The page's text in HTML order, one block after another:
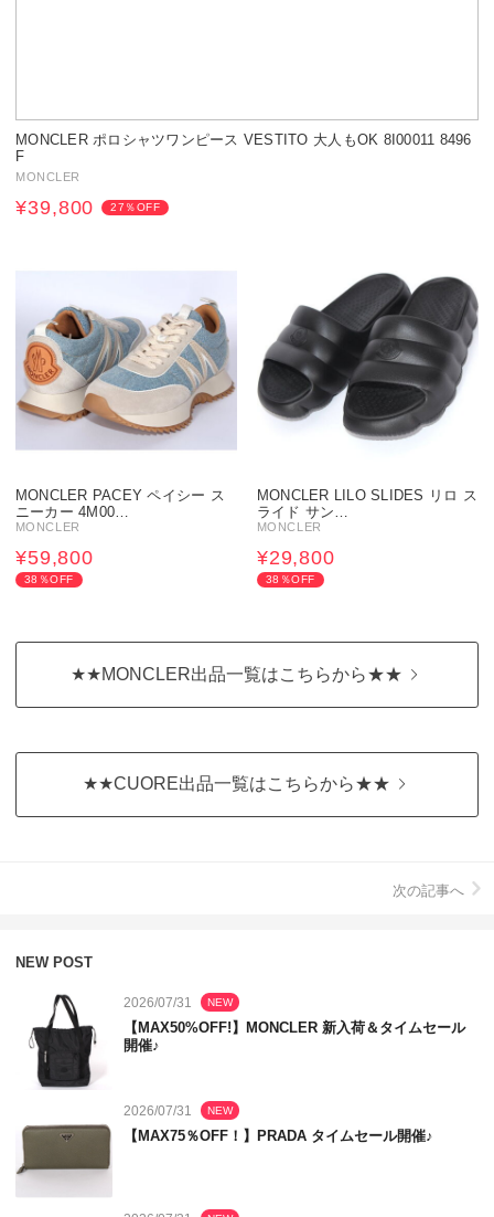
MONCLER ポロシャツワンピース VESTITO 大人もOK 8I00011 8496
F
MONCLER
¥39,800 27％OFF
MONCLER PACEY ペイシー ス
ニーカー 4M00…
MONCLER
¥59,800
38％OFF
MONCLER LILO SLIDES リロ ス
ライド サン…
MONCLER
¥29,800
38％OFF
★★MONCLER出品一覧はこちらから★★
★★CUORE出品一覧はこちらから★★
次の記事へ
NEW POST
2026/07/31 NEW
【MAX50%OFF!】MONCLER 新入荷＆タイムセール
開催♪
2026/07/31 NEW
【MAX75％OFF！】PRADA タイムセール開催♪